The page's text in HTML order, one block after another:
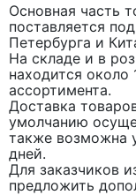
Основная часть
поставляется
Петербурга и
На складе и в
находится около
ассортимента.
Доставка
умолчанию
также возможна
дней.
Для заказчиков
предложить